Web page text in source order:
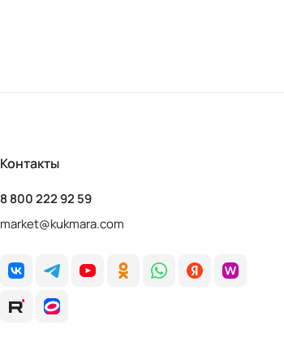
Контакты
8 800 222 92 59
market@kukmara.com